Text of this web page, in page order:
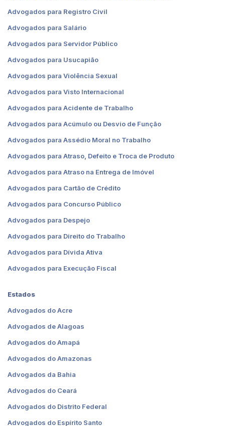
Advogados para Registro Civil
Advogados para Salário
Advogados para Servidor Público
Advogados para Usucapião
Advogados para Violência Sexual
Advogados para Visto Internacional
Advogados para Acidente de Trabalho
Advogados para Acúmulo ou Desvio de Função
Advogados para Assédio Moral no Trabalho
Advogados para Atraso, Defeito e Troca de Produto
Advogados para Atraso na Entrega de Imóvel
Advogados para Cartão de Crédito
Advogados para Concurso Público
Advogados para Despejo
Advogados para Direito do Trabalho
Advogados para Dívida Ativa
Advogados para Execução Fiscal
Estados
Advogados do Acre
Advogados de Alagoas
Advogados do Amapá
Advogados do Amazonas
Advogados da Bahia
Advogados do Ceará
Advogados do Distrito Federal
Advogados do Espírito Santo